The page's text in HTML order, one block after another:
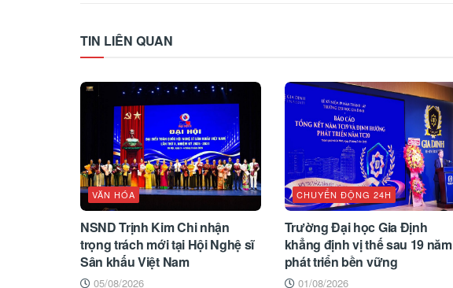
TIN LIÊN QUAN
VĂN HÓA
NSND Trịnh Kim Chi nhận
trọng trách mới tại Hội Nghệ sĩ
Sân khấu Việt Nam
05/08/2026
CHUYỂN ĐỘNG 24H
Trường Đại học Gia Định
khẳng định vị thế sau 19 năm
phát triển bền vững
01/08/2026